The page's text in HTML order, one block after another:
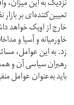
نزدیک به این میزان،
تعیین‌کننده‌ای بر
خارج از اوپک خواهد
خاورمیانه و آسیا و
زد. به این عوامل،
رهبران سیاسی آن و
باید به‌عنوان عوامل